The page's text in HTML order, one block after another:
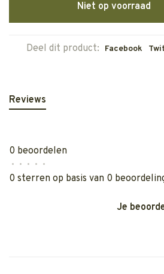
Niet op voorraad
Deel dit product: Facebook
Reviews
0 beoordelen
• • • • •
0 sterren op basis van 0
Je